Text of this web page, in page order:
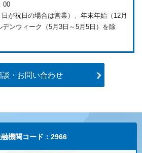
00
が祝日の場合は営業）、年末年始（12月
ンウィーク（5月3日～5月5日）を除
談・お問い合わせ
機関コード：2966